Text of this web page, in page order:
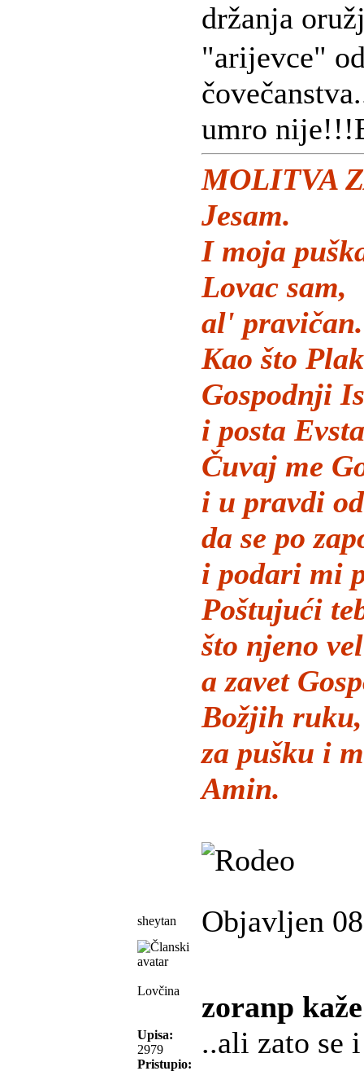
držanja
"arijevce"
umro
MOLITVA
Jesam.
I moja
Lovac sam,
al' pravičan.
Kao što
Gospodnji
i posta
Čuvaj me
i u pravdi
da se po
i podari mi
Poštujući
što njeno
a zavet
Božjih
za pušku i
Amin.
sheytan Objavljen
Lovčina
Upisa:
2979
Pristupio:
zoranp
..ali zato se